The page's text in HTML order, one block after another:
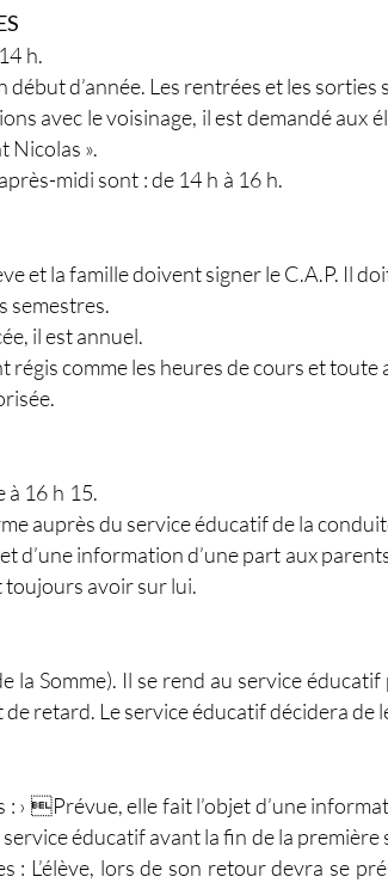
h.
début d’année. Les rentrées et les
avec le voisinage, il est demandé aux
Nicolas ».
midi sont : de 14 h à 16 h.
et la famille doivent signer le C.A.P. Il
semestres.
il est annuel.
régis comme les heures de cours et
à 16 h 15.
auprès du service éducatif de la
d’une information d’une part aux
toujours avoir sur lui.
la Somme). Il se rend au service
retard. Le service éducatif décidera de
› Prévue, elle fait l’objet d’une
éducatif avant la fin de la première
: L’élève, lors de son retour devra se